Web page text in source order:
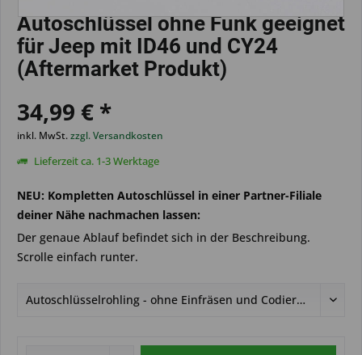
Autoschlüssel ohne Funk geeignet
für Jeep mit ID46 und CY24
(Aftermarket Produkt)
34,99 € *
inkl. MwSt.zzgl. Versandkosten
Lieferzeit ca. 1-3 Werktage
NEU: Kompletten Autoschlüssel in einer Partner-Filiale
deiner Nähe nachmachen lassen:
Der genaue Ablauf befindet sich in der Beschreibung.
Scrolle einfach runter.